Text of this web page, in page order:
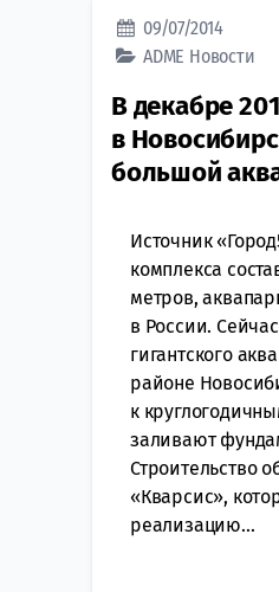
09/07/2014
ADME Новости
В декабре
в
большой
Источник
комплекса
метров,
в России.
гигантского
районе
к
заливают
Строительство
«Кварсис»,
реализацию...